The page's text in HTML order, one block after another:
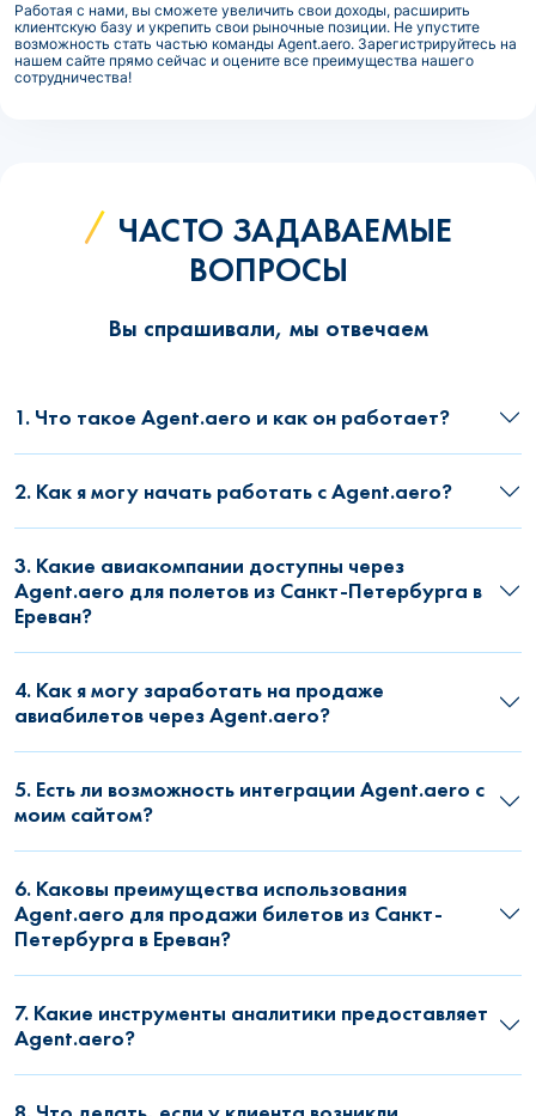
Работая с нами, вы сможете увеличить свои доходы, расширить
клиентскую базу и укрепить свои рыночные позиции. Не упустите
возможность стать частью команды Agent.aero. Зарегистрируйтесь на
нашем сайте прямо сейчас и оцените все преимущества нашего
сотрудничества!
ЧАСТО ЗАДАВАЕМЫЕ
ВОПРОСЫ
Вы спрашивали, мы отвечаем
1. Что такое Agent.aero и как он работает?
2. Как я могу начать работать с Agent.aero?
3. Какие авиакомпании доступны через
Agent.aero для полетов из Санкт-Петербурга в
Ереван?
4. Как я могу заработать на продаже
авиабилетов через Agent.aero?
5. Есть ли возможность интеграции Agent.aero с
моим сайтом?
6. Каковы преимущества использования
Agent.aero для продажи билетов из Санкт-
Петербурга в Ереван?
7. Какие инструменты аналитики предоставляет
Agent.aero?